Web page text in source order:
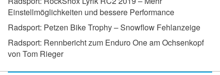
Einstellmöglichkeiten und bessere Performance
Radsport: Petzen Bike Trophy – Snowflow Fehlanzeige
Radsport: Rennbericht zum Enduro One am Ochsenkopf
von Tom Rieger